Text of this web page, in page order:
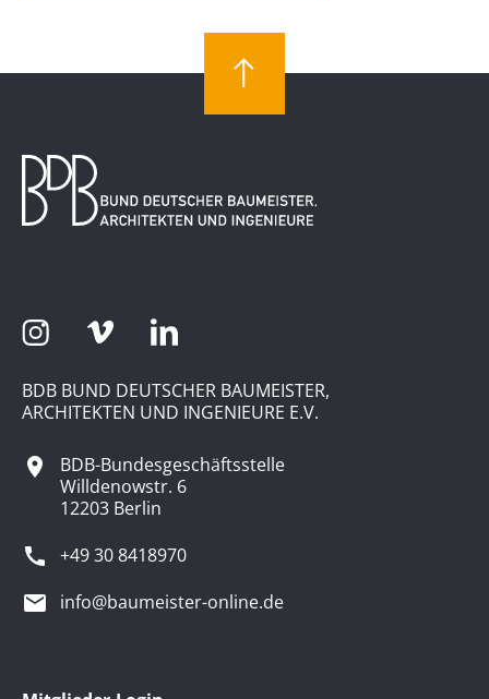
BDB BUND DEUTSCHER BAUMEISTER,
ARCHITEKTEN UND INGENIEURE E.V.
BDB-Bundesgeschäftsstelle
Willdenowstr. 6
12203 Berlin
+49 30 8418970
info@baumeister-online.de